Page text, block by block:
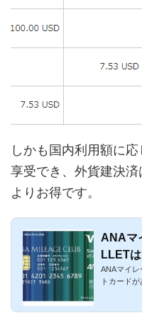
しかも国内利用額に
享受でき、外貨建決
よりお得です。
ANAマ
LLET
ANAマイレ
トカード